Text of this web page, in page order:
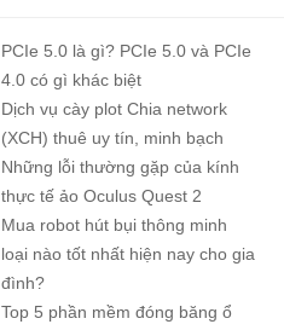
PCIe 5.0 là gì? PCIe 5.0 và PCIe
4.0 có gì khác biệt
Dịch vụ cày plot Chia network
(XCH) thuê uy tín, minh bạch
Những lỗi thường gặp của kính
thực tế ảo Oculus Quest 2
Mua robot hút bụi thông minh
loại nào tốt nhất hiện nay cho gia
đình?
Top 5 phần mềm đóng băng ổ